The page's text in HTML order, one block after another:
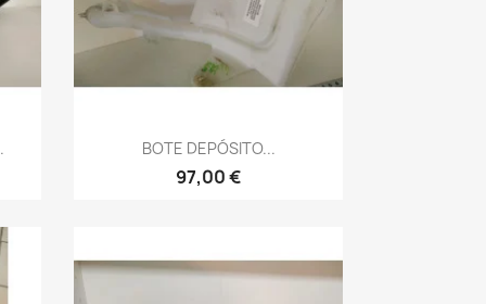
Vista rápida
BOTE DEPÓSITO...
97,00 €